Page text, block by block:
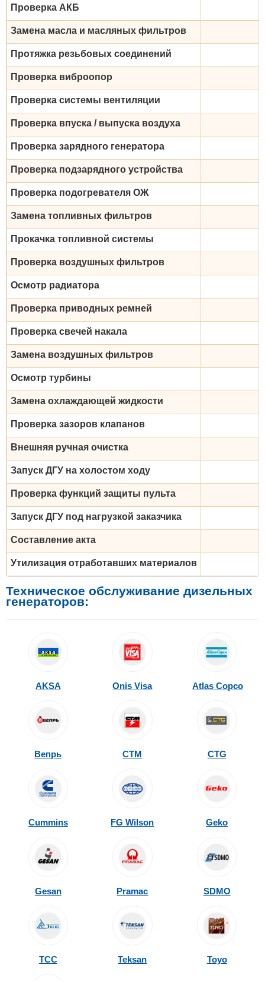
Проверка АКБ
Замена масла и масляных фильтров
Протяжка резьбовых соединений
Проверка виброопор
Проверка системы вентиляции
Проверка впуска / выпуска воздуха
Проверка зарядного генератора
Проверка подзарядного устройства
Проверка подогревателя ОЖ
Замена топливных фильтров
Прокачка топливной системы
Проверка воздушных фильтров
Осмотр радиатора
Проверка приводных ремней
Проверка свечей накала
Замена воздушных фильтров
Осмотр турбины
Замена охлаждающей жидкости
Проверка зазоров клапанов
Внешняя ручная очистка
Запуск ДГУ на холостом ходу
Проверка функций защиты пульта
Запуск ДГУ под нагрузкой заказчика
Составление акта
Утилизация отработавших материалов
Техническое обслуживание дизельных
генераторов:
AKSA Onis Visa Atlas Copco
Вепрь CTM CTG
Cummins FG Wilson Geko
Gesan Pramac SDMO
ТСС Teksan Toyo